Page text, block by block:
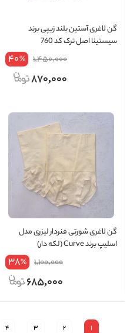
گن لاغری آستین بلند زیپی برند
سیستینا اصل ترک کد 760
1,450,000
40%
870,000
گن لاغری شورتی فنردار لیزری مدل
اسلیپ برند Curve (لکه دار)
1,100,000
38%
685,000
1
2
3
4